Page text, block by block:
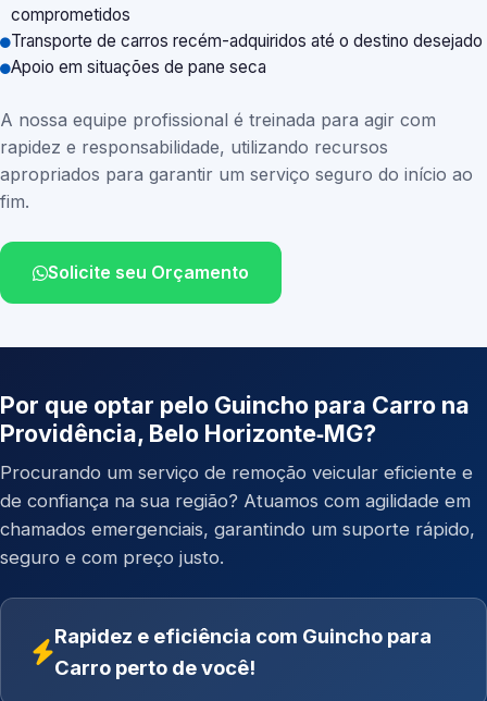
comprometidos
Transporte de carros recém-adquiridos até o destino desejado
Apoio em situações de pane seca
A nossa equipe profissional é treinada para agir com
rapidez e responsabilidade, utilizando recursos
apropriados para garantir um serviço seguro do início ao
fim.
Solicite seu Orçamento
Por que optar pelo Guincho para Carro na
Providência, Belo Horizonte‑MG?
Procurando um serviço de remoção veicular eficiente e
de confiança na sua região? Atuamos com agilidade em
chamados emergenciais, garantindo um suporte rápido,
seguro e com preço justo.
Rapidez e eficiência com Guincho para
Carro perto de você!